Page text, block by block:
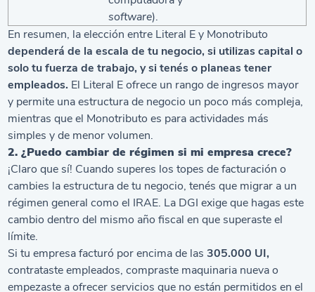
software).
En resumen, la elección entre Literal E y Monotributo
dependerá de la escala de tu negocio, si utilizas capital o
solo tu fuerza de trabajo, y si tenés o planeas tener
empleados. El Literal E ofrece un rango de ingresos mayor
y permite una estructura de negocio un poco más compleja,
mientras que el Monotributo es para actividades más
simples y de menor volumen.
2. ¿Puedo cambiar de régimen si mi empresa crece?
¡Claro que sí! Cuando superes los topes de facturación o
cambies la estructura de tu negocio, tenés que migrar a un
régimen general como el IRAE. La DGI exige que hagas este
cambio dentro del mismo año fiscal en que superaste el
límite.
Si tu empresa facturó por encima de las305.000 UI,
contrataste empleados, compraste maquinaria nueva o
empezaste a ofrecer servicios que no están permitidos en el